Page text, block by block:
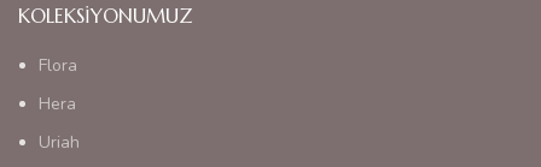
KOLEKSIYONUMUZ
Flora
Hera
Uriah